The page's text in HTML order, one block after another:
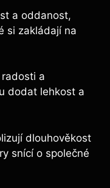
a oddanost,
si zakládají na
a
dodat lehkost a
dlouhověkost
snící o společné